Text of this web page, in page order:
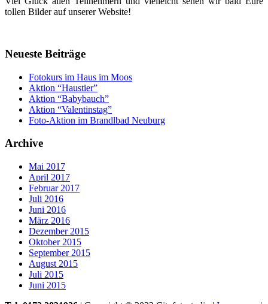
tollen Bilder auf unserer Website!
Neueste Beiträge
Fotokurs im Haus im Moos
Aktion “Haustier”
Aktion “Babybauch”
Aktion “Valentinstag”
Foto-Aktion im Brandlbad Neuburg
Archive
Mai 2017
April 2017
Februar 2017
Juli 2016
Juni 2016
März 2016
Dezember 2015
Oktober 2015
September 2015
August 2015
Juli 2015
Juni 2015